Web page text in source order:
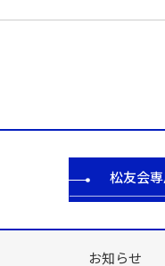
松友会
お知らせ